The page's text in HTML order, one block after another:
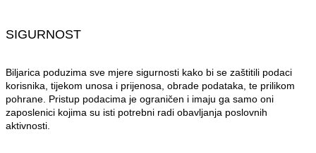
SIGURNOST
Biljarica poduzima sve mjere sigurnosti kako bi se zaštitili podaci
korisnika, tijekom unosa i prijenosa, obrade podataka, te prilikom
pohrane. Pristup podacima je ograničen i imaju ga samo oni
zaposlenici kojima su isti potrebni radi obavljanja poslovnih
aktivnosti.